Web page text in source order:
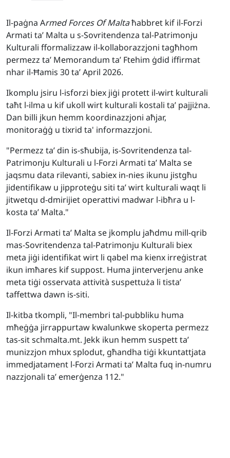
Il-paġna Armed Forces Of Maltaħabbret kif il-Forzi
Armati ta’ Malta u s-Sovritendenza tal-Patrimonju
Kulturali fformalizzaw il-kollaborazzjoni tagħhom
permezz ta’ Memorandum ta’ Ftehim ġdid iffirmat
nhar il-Ħamis 30 ta’ April 2026.
Ikomplu jsiru l-isforzi biex jiġi protett il-wirt kulturali
taħt l-ilma u kif ukoll wirt kulturali kostali ta’ pajjiżna.
Dan billi jkun hemm koordinazzjoni aħjar,
monitoraġġ u tixrid ta' informazzjoni.
"Permezz ta’ din is-sħubija, is-Sovritendenza tal-
Patrimonju Kulturali u l-Forzi Armati ta’ Malta se
jaqsmu data rilevanti, sabiex in-nies ikunu jistgħu
jidentifikaw u jipproteġu siti ta’ wirt kulturali waqt li
jitwetqu d-dmirijiet operattivi madwar l-ibħra u l-
kosta ta’ Malta."
Il-Forzi Armati ta’ Malta se jkomplu jaħdmu mill-qrib
mas-Sovritendenza tal-Patrimonju Kulturali biex
meta jiġi identifikat wirt li qabel ma kienx irreġistrat
ikun imħares kif suppost. Huma jinterverjenu anke
meta tiġi osservata attività suspettuża li tista’
taffettwa dawn is-siti.
Il-kitba tkompli, "Il-membri tal-pubbliku huma
mħeġġa jirrappurtaw kwalunkwe skoperta permezz
tas-sit schmalta.mt. Jekk ikun hemm suspett ta’
munizzjon mhux splodut, għandha tiġi kkuntattjata
immedjatament l-Forzi Armati ta’ Malta fuq in-numru
nazzjonali ta’ emerġenza 112."